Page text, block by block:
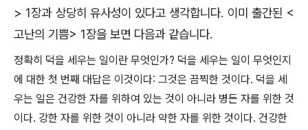
> 1장과 상당히 유사성이 있다고 생각합니다. 이미 출간된 <
고난의 기쁨> 1장을 보면 다음과 같습니다.
정확히 덕을 세우는 일이란 무엇인가? 덕을 세우는 일이 무엇인지
에 대한 첫 번째 대답은 이것이다: 그것은 끔찍한 것이다. 덕을 세
우는 일은 건강한 자를 위하여 있는 것이 아니라 병든 자를 위한 것
이다. 강한 자를 위한 것이 아니라 약한 자를 위한 것이다. 건강한